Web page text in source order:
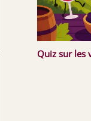
Quiz sur les